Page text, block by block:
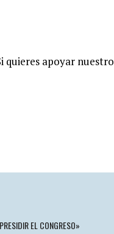
quieres apoyar nuestro
EL CONGRESO»